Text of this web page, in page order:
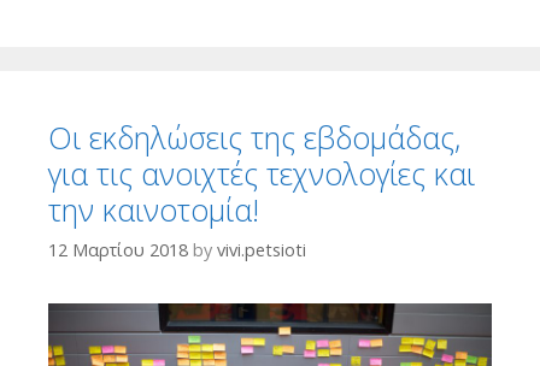
Οι εκδηλώσεις της εβδομάδας,
για τις ανοιχτές τεχνολογίες και
την καινοτομία!
12 Μαρτίου 2018 by vivi.petsioti